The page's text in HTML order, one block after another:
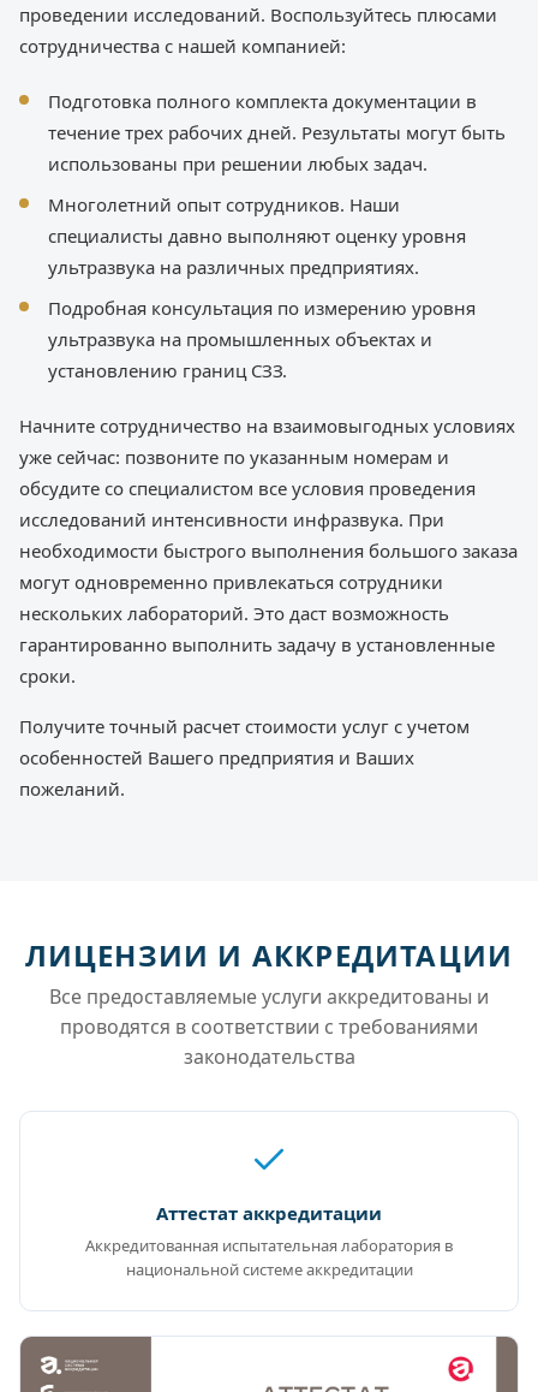
проведении исследований. Воспользуйтесь плюсами
сотрудничества с нашей компанией:
Подготовка полного комплекта документации в
течение трех рабочих дней. Результаты могут быть
использованы при решении любых задач.
Многолетний опыт сотрудников. Наши
специалисты давно выполняют оценку уровня
ультразвука на различных предприятиях.
Подробная консультация по измерению уровня
ультразвука на промышленных объектах и
установлению границ СЗЗ.
Начните сотрудничество на взаимовыгодных условиях
уже сейчас: позвоните по указанным номерам и
обсудите со специалистом все условия проведения
исследований интенсивности инфразвука. При
необходимости быстрого выполнения большого заказа
могут одновременно привлекаться сотрудники
нескольких лабораторий. Это даст возможность
гарантированно выполнить задачу в установленные
сроки.
Получите точный расчет стоимости услуг с учетом
особенностей Вашего предприятия и Ваших
пожеланий.
ЛИЦЕНЗИИ И АККРЕДИТАЦИИ
Все предоставляемые услуги аккредитованы и
проводятся в соответствии с требованиями
законодательства
Аттестат аккредитации
Аккредитованная испытательная лаборатория в
национальной системе аккредитации